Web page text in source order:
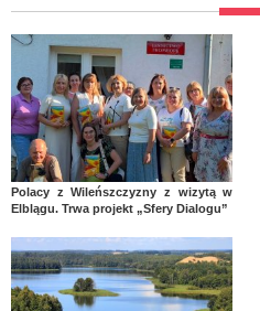
Polacy z Wileńszczyzny z wizytą w
Elblągu. Trwa projekt „Sfery Dialogu”